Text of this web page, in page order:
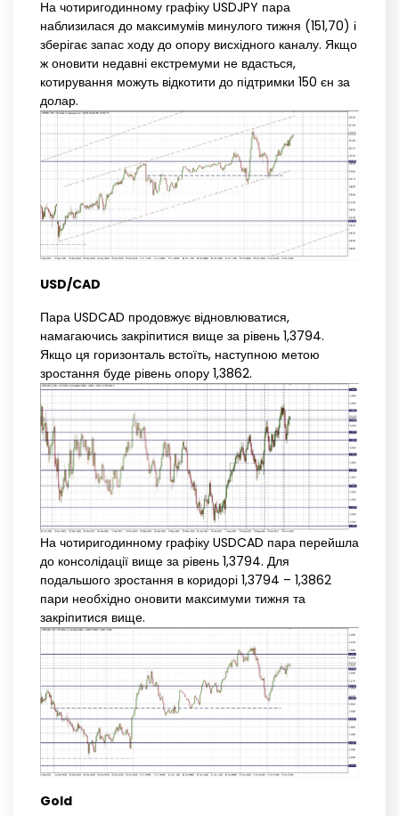
На чотиригодинному графіку USDJPY пара
наблизилася до максимумів минулого тижня (151,70) і
зберігає запас ходу до опору висхідного каналу. Якщо
ж оновити недавні екстремуми не вдасться,
котирування можуть відкотити до підтримки 150 єн за
долар.
USD/CAD
Пара USDCAD продовжує відновлюватися,
намагаючись закріпитися вище за рівень 1,3794.
Якщо ця горизонталь встоїть, наступною метою
зростання буде рівень опору 1,3862.
На чотиригодинному графіку USDCAD пара перейшла
до консолідації вище за рівень 1,3794. Для
подальшого зростання в коридорі 1,3794 – 1,3862
пари необхідно оновити максимуми тижня та
закріпитися вище.
Gold